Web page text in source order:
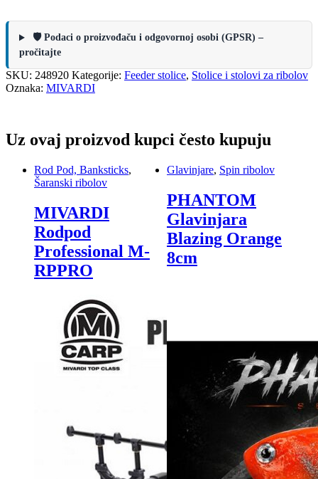
🛡️ Podaci o proizvođaču i odgovornoj osobi (GPSR) –
pročitajte
SKU: 248920 Kategorije: Feeder stolice, Stolice i stolovi za ribolov
Oznaka: MIVARDI
Uz ovaj proizvod kupci često kupuju
Rod Pod, Banksticks,
Šaranski ribolov
MIVARDI
Rodpod
Professional M-
RPPRO
Glavinjare, Spin ribolov
PHANTOM
Glavinjara
Blazing Orange
8cm